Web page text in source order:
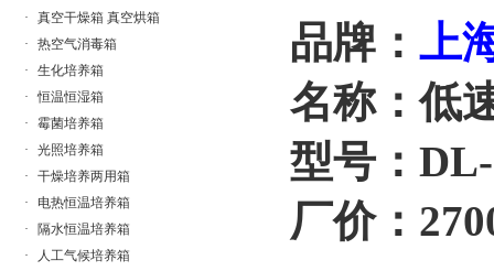
·
真空干燥箱 真空烘箱
·
热空气消毒箱
·
生化培养箱
·
恒温恒湿箱
·
霉菌培养箱
·
光照培养箱
·
干燥培养两用箱
·
电热恒温培养箱
·
隔水恒温培养箱
·
人工气候培养箱
品牌： 上
名称：低
型号：
厂价：